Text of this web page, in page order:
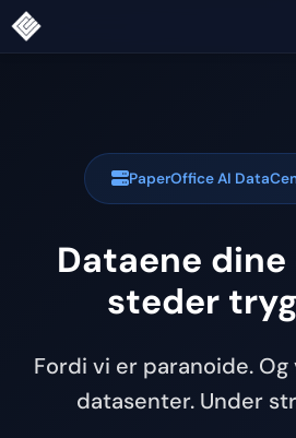
PaperOffice AI
Dataene dine
steder
Fordi vi er paranoide.
datasenter. Under